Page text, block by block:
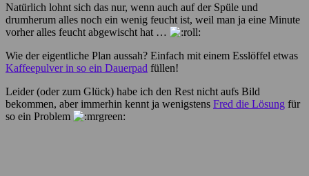
Natürlich lohnt sich das nur, wenn auch auf der Spüle und
drumherum alles noch ein wenig feucht ist, weil man ja eine Minute
vorher alles feucht abgewischt hat …
Wie der eigentliche Plan aussah? Einfach mit einem Esslöffel etwas
Kaffeepulver in so ein Dauerpad füllen!
Leider (oder zum Glück) habe ich den Rest nicht aufs Bild
bekommen, aber immerhin kennt ja wenigstens Fred die Lösung für
so ein Problem